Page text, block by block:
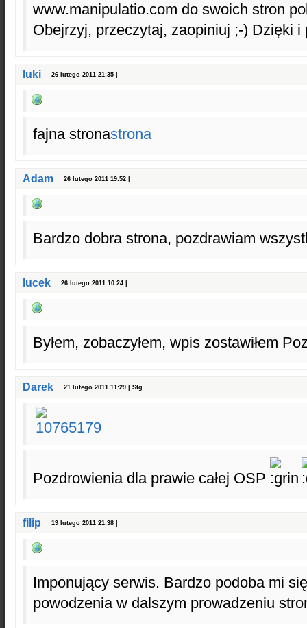
www.manipulatio.com do swoich stron
Obejrzyj, przeczytaj, zaopiniuj ;-) Dzięki i
luki 26 lutego 2011 21:35 |
fajna stronastrona
Adam 26 lutego 2011 19:52 |
Bardzo dobra strona, pozdrawiam
lucek 26 lutego 2011 10:24 |
Byłem, zobaczyłem, wpis zostawiłem
Darek 21 lutego 2011 11:29 | Stg
Pozdrowienia dla prawie całej OSP
filip 19 lutego 2011 21:38 |
Imponujący serwis. Bardzo podoba mi
powodzenia w dalszym prowadzeniu